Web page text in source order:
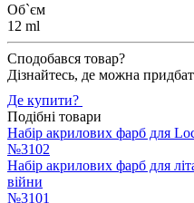
Об`єм
12 ml
Сподобався товар?
Дізнайтесь, де можна
Де купити?
Подібні товари
Набір акрилових фарб для
№3102
Набір акрилових фарб для
війни
№3101